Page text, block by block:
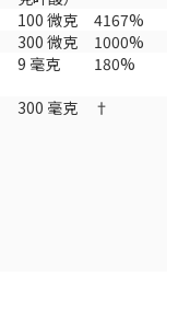
100 微克
4167%
300 微克
1000%
9 毫克
180%
300 毫克 †